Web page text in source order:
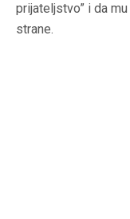
prijateljstvo” i da
strane.